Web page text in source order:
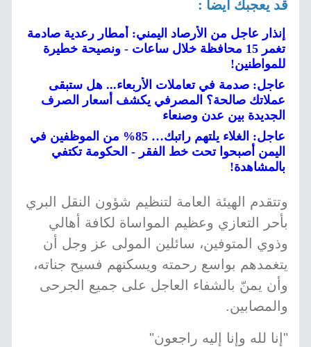
قد يعجبك أيضا :
إنذار عاجل من الأرصاد اليمني: أمطار رعدية صادمة
تغمر 15 محافظة خلال ساعات - ونصيحة خطيرة
للمواطنين!
عاجل: صدمة في تعاملات الأربعاء... هل ستبقى
عملاتك صالحة؟ المصرفي يكشف أسعار الصرف
الجديدة بين عدن وصنعاء
عاجل: الغلاء يلتهم راتبك… 85% من الموظفين في
اليمن أصبحوا تحت خط الفقر - الحكومة تكتفي
بالمشاهدة!
وتتقدم الهيئة العامة لتنظيم شؤون النقل البري
بأحر التعازي وعظيم المواساة لكافة أهالي
وذوي المتوفين، سائلين المولى عز وجل أن
يتغمدهم بواسع رحمته ويسكنهم فسيح جناته،
وأن يمنّ بالشفاء العاجل على جميع الجرحى
والمصابين.
"إنا لله وإنا إليه راجعون"